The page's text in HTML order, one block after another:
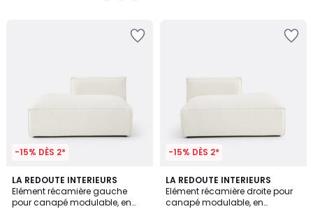
-15% DÈS 2*
LA REDOUTE INTERIEURS
Elément récamière gauche
pour canapé modulable, en
-15% DÈS 2*
LA REDOUTE INTERIEURS
Elément récamière droite pour
canapé modulable, en